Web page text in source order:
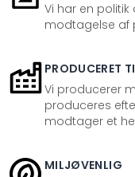
Vi har en politik
modtagelse af
PRODUCERET
Vi producerer
produceres
modtager et
MILJØVENLIG